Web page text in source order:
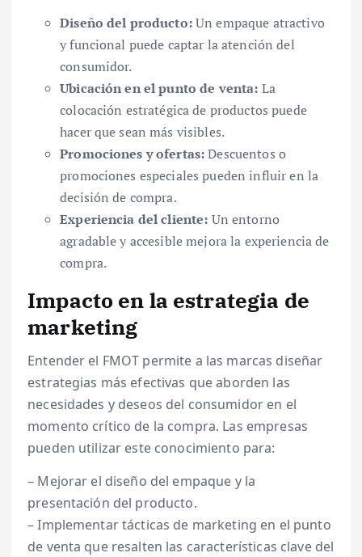
Diseño del producto:Un empaque atractivo
y funcional puede captar la atención del
consumidor.
Ubicación en el punto de venta: La
colocación estratégica de productos puede
hacer que sean más visibles.
Promociones y ofertas:Descuentos o
promociones especiales pueden influir en la
decisión de compra.
Experiencia del cliente: Un entorno
agradable y accesible mejora la experiencia de
compra.
Impacto en la estrategia de
marketing
Entender el FMOT permite a las marcas diseñar
estrategias más efectivas que aborden las
necesidades y deseos del consumidor en el
momento crítico de la compra. Las empresas
pueden utilizar este conocimiento para:
– Mejorar el diseño del empaque y la
presentación del producto.
– Implementar tácticas de marketing en el punto
de venta que resalten las características clave del